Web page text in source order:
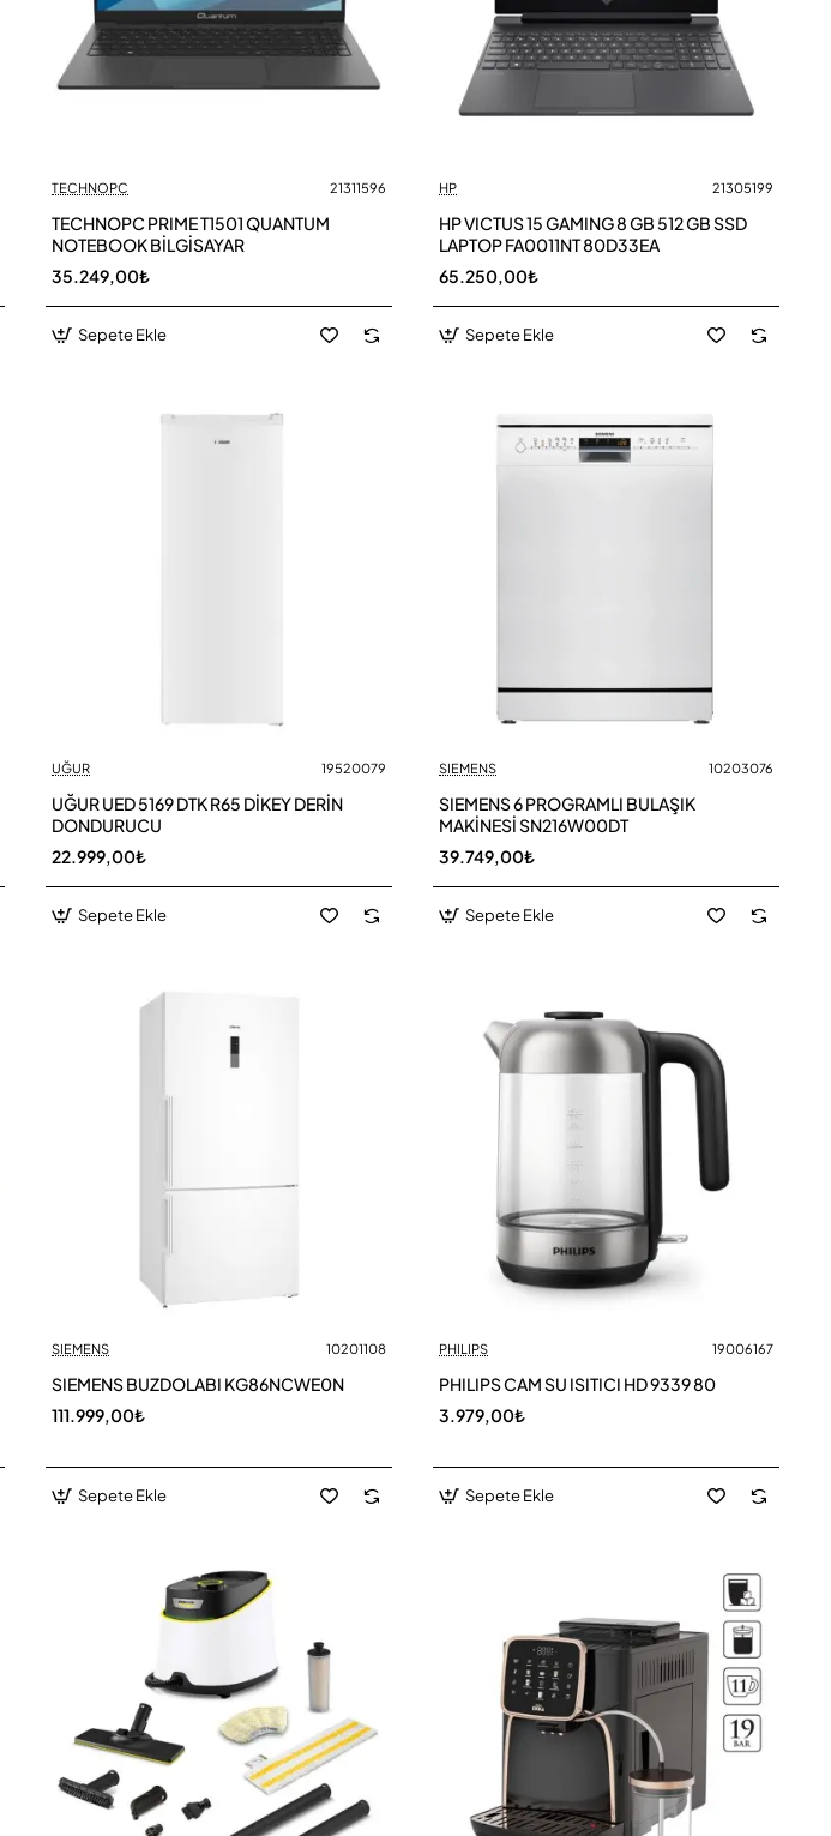
TECHNOPC 21311596
TECHNOPC PRIME T1501 QUANTUM
NOTEBOOK BİLGİSAYAR
35.249,00₺
Sepete Ekle
HP 21305199
HP VICTUS 15 GAMING 8 GB 512 GB SSD
LAPTOP FA0011NT 80D33EA
65.250,00₺
Sepete Ekle
UĞUR 19520079
UĞUR UED 5169 DTK R65 DİKEY DERİN
DONDURUCU
22.999,00₺
Sepete Ekle
SIEMENS 10203076
SIEMENS 6 PROGRAMLI BULAŞIK
MAKİNESİ SN216W00DT
39.749,00₺
Sepete Ekle
SIEMENS 10201108
SIEMENS BUZDOLABI KG86NCWE0N
111.999,00₺
Sepete Ekle
PHILIPS 19006167
PHILIPS CAM SU ISITICI HD 9339 80
3.979,00₺
Sepete Ekle